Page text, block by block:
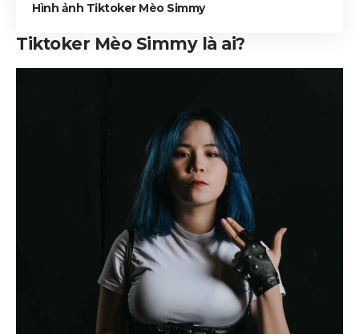
Hình ảnh Tiktoker Mèo Simmy
Tiktoker Mèo Simmy là ai?